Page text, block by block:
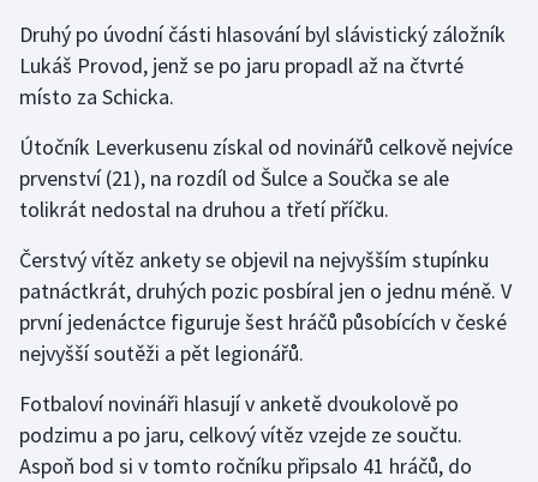
Druhý po úvodní části hlasování byl slávistický záložník
Lukáš Provod, jenž se po jaru propadl až na čtvrté
místo za Schicka.
Útočník Leverkusenu získal od novinářů celkově nejvíce
prvenství (21), na rozdíl od Šulce a Součka se ale
tolikrát nedostal na druhou a třetí příčku.
Čerstvý vítěz ankety se objevil na nejvyšším stupínku
patnáctkrát, druhých pozic posbíral jen o jednu méně. V
první jedenáctce figuruje šest hráčů působících v české
nejvyšší soutěži a pět legionářů.
Fotbaloví novináři hlasují v anketě dvoukolově po
podzimu a po jaru, celkový vítěz vzejde ze součtu.
Aspoň bod si v tomto ročníku připsalo 41 hráčů, do